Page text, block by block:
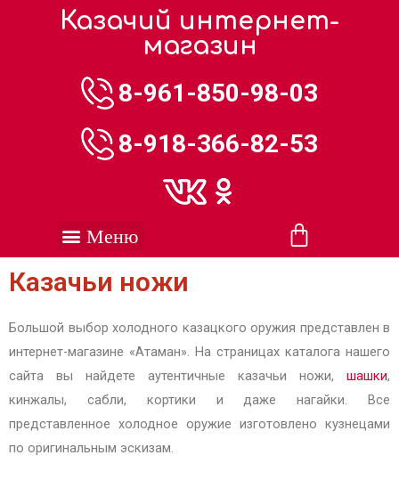
Казачий интернет-
магазин
8-961-850-98-03
8-918-366-82-53
Казачьи ножи
Большой выбор холодного казацкого оружия представлен в
интернет-магазине «Атаман». На страницах каталога нашего
сайта вы найдете аутентичные казачьи ножи, шашки,
кинжалы, сабли, кортики и даже нагайки. Все
представленное холодное оружие изготовлено кузнецами
по оригинальным эскизам.